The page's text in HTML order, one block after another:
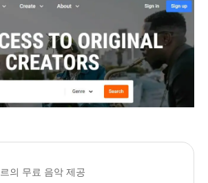
의 무료 음악 제공